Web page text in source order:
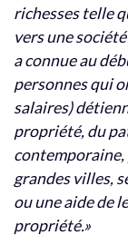
richesses telle
vers une
a connue au
personnes qui
salaires)
propriété, du
contemporaine,
grandes villes,
ou une aide de
propriété.»